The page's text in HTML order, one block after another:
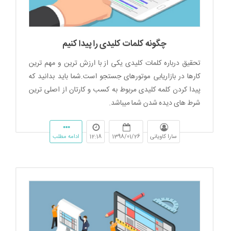
چگونه کلمات کلیدی را پیدا کنیم
تحقیق درباره کلمات کلیدی یکی از با ارزش ترین و مهم ترین
کارها در بازاریابی موتورهای جستجو است.شما باید بدانید که
پیدا کردن کلمه کلیدی مربوط به کسب و کارتان از اصلی ترین
شرط های دیده شدن شما میباشد.
سارا کاویانی 1398/01/26
12:18 ادامه مطلب